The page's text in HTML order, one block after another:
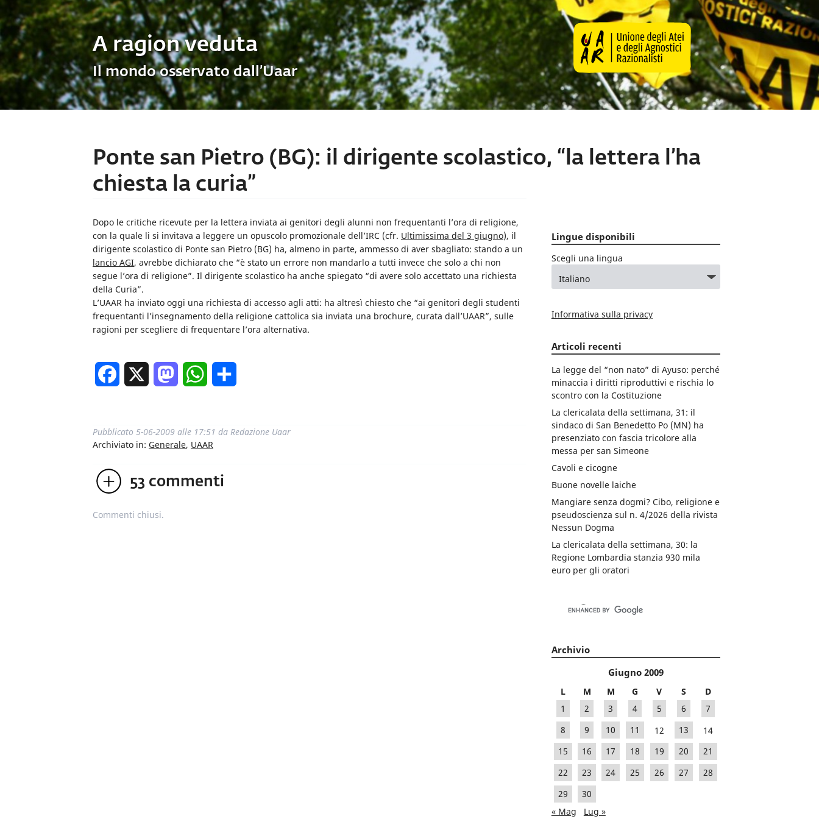
A ragion veduta
Il mondo osservato dall’Uaar
Ponte san Pietro (BG): il dirigente scolastico, “la lettera l’ha
chiesta la curia”
Dopo le critiche ricevute per la lettera inviata ai genitori degli alunni non frequentanti l’ora di religione,
con la quale li si invitava a leggere un opuscolo promozionale dell’IRC (cfr. Ultimissima del 3 giugno), il
dirigente scolastico di Ponte san Pietro (BG) ha, almeno in parte, ammesso di aver sbagliato: stando a un
lancio AGI, avrebbe dichiarato che “è stato un errore non mandarlo a tutti invece che solo a chi non
segue l’ora di religione”. Il dirigente scolastico ha anche spiegato “di avere solo accettato una richiesta
della Curia”.
L’UAAR ha inviato oggi una richiesta di accesso agli atti: ha altresì chiesto che “ai genitori degli studenti
frequentanti l’insegnamento della religione cattolica sia inviata una brochure, curata dall’UAAR”, sulle
ragioni per scegliere di frequentare l’ora alternativa.
Facebook MastodonWhatsApp
Pubblicato 5-06-2009 alle 17:51 da Redazione Uaar
Archiviato in: Generale, UAAR
53 commenti
Commenti chiusi.
Lingue disponibili
Scegli una lingua
Informativa sulla privacy
Articoli recenti
La legge del “non nato” di Ayuso: perché
minaccia i diritti riproduttivi e rischia lo
scontro con la Costituzione
La clericalata della settimana, 31: il
sindaco di San Benedetto Po (MN) ha
presenziato con fascia tricolore alla
messa per san Simeone
Cavoli e cicogne
Buone novelle laiche
Mangiare senza dogmi? Cibo, religione e
pseudoscienza sul n. 4/2026 della rivista
Nessun Dogma
La clericalata della settimana, 30: la
Regione Lombardia stanzia 930 mila
euro per gli oratori
Archivio
Giugno 2009
L M M G V S
D
1
2 3 4 5 6
7
8
9 10 11 12 13
14
15
16 17 18 19 20
21
22
23 24 25 26 27
28
29
30
« Mag
Lug »